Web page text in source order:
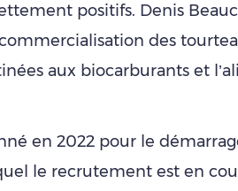
positifs. Denis
des
aux biocarburants et
en 2022 pour le
le recrutement est en